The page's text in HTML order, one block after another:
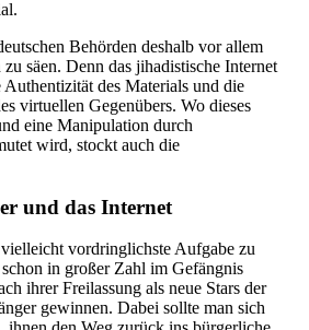
Behörden deshalb vor allem
säen. Denn das jihadistische Internet
des Materials und die
virtuellen Gegenübers. Wo dieses
eine Manipulation durch
wird, stockt auch die
und das Internet
vordringlichste Aufgabe zu
in großer Zahl im Gefängnis
ihrer Freilassung als neue Stars der
gewinnen. Dabei sollte man sich